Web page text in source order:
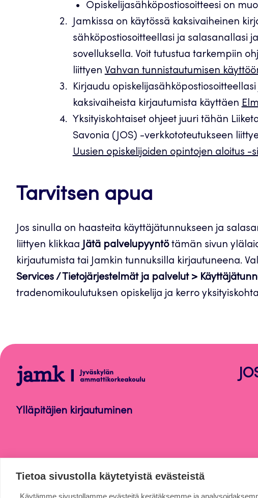
Opiskelijasähköpostiosoitteesi on
Jamkissa on käytössä kaksivaiheinen
sähköpostiosoitteellasi ja salasanallasi
sovelluksella. Voit tutustua tarkempiin
liittyen Vahvan tunnistautumisen
Kirjaudu
kaksivaiheista kirjautumista käyttäen
Yksityiskohtaiset ohjeet juuri tähän
Savonia (JOS) -verkkototeutukseen
Uusien opiskelijoiden opintojen aloitus -
Tarvitsen apua
Jos sinulla on haasteita käyttäjätunnukseen ja
liittyen klikkaa
Jätä palvelupyyntö tämän sivun
kirjautumista tai Jamkin tunnuksilla kirjautuneena.
Services / Tietojärjestelmät ja palvelut >
tradenomikoulutuksen opiskelija ja kerro
JOS-
tradenomikoulutus
Ylläpitäjien kirjautuminen
Tietoa sivustolla käytetyistä evästeistä
Käytämme sivustollamme evästeitä kerätäksemme ja